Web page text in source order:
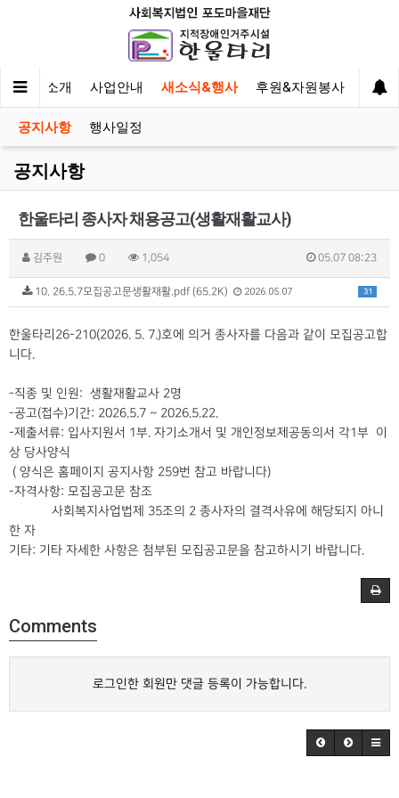
타리 소개 사업안내 새소식&행사 후원&자원봉사 이야
공지사항 행사일정
공지사항
한울타리 종사자 채용공고(생활재활교사)
김주원 0 1,054 05.07 08:23
31
10. 26.5.7모집공고문생활재활.pdf (65.2K) 2026.05.07
한울타리26-210(2026. 5. 7.)호에 의거 종사자를 다음과 같이 모집공고합
니다.
-직종 및 인원: 생활재활교사 2명
-공고(접수)기간: 2026.5.7 ~ 2026.5.22.
-제출서류: 입사지원서 1부. 자기소개서 및 개인정보제공동의서 각1부 이
상 당사양식
( 양식은 홈페이지 공지사항 259번 참고 바랍니다)
-자격사항: 모집공고문 참조
사회복지사업법제 35조의 2 종사자의 결격사유에 해당되지 아니
한 자
기타: 기타 자세한 사항은 첨부된 모집공고문을 참고하시기 바랍니다.
Comments
로그인한 회원만 댓글 등록이 가능합니다.